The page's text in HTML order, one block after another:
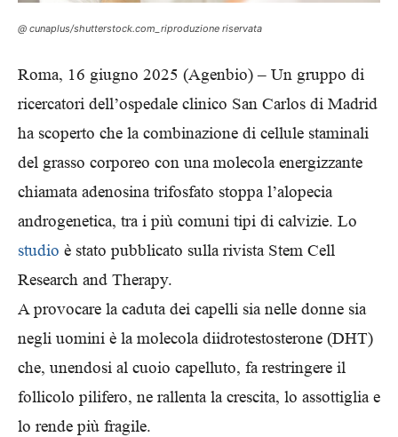
@ cunaplus/shutterstock.com_riproduzione riservata
Roma, 16 giugno 2025 (Agenbio) – Un gruppo di
ricercatori dell’ospedale clinico San Carlos di Madrid
ha scoperto che la combinazione di cellule staminali
del grasso corporeo con una molecola energizzante
chiamata adenosina trifosfato stoppa l’alopecia
androgenetica, tra i più comuni tipi di calvizie. Lo
studio è stato pubblicato sulla rivista Stem Cell
Research and Therapy.
A provocare la caduta dei capelli sia nelle donne sia
negli uomini è la molecola diidrotestosterone (DHT)
che, unendosi al cuoio capelluto, fa restringere il
follicolo pilifero, ne rallenta la crescita, lo assottiglia e
lo rende più fragile.